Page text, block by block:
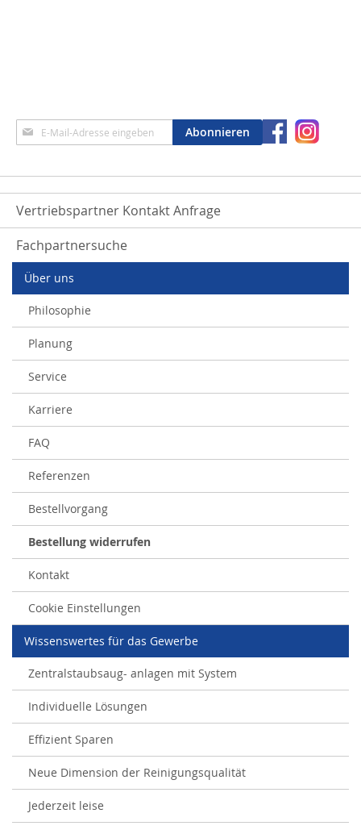
Anmeldung
zum
Abonnieren
Vertriebspartner Kontakt Anfrage
Fachpartnersuche
Über uns
Philosophie
Planung
Service
Karriere
FAQ
Referenzen
Bestellvorgang
Bestellung widerrufen
Kontakt
Cookie Einstellungen
Wissenswertes für das Gewerbe
Zentralstaubsaug- anlagen mit System
Individuelle Lösungen
Effizient Sparen
Neue Dimension der Reinigungsqualität
Jederzeit leise